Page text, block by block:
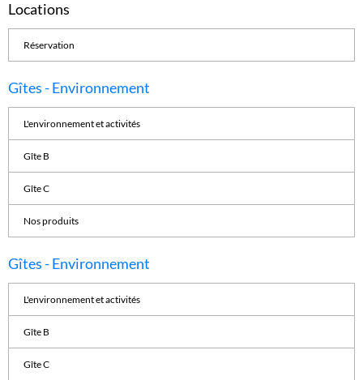
Locations
Réservation
Gîtes - Environnement
L'environnement et activités
Gîte B
Gîte C
Nos produits
Gîtes - Environnement
L'environnement et activités
Gîte B
Gîte C